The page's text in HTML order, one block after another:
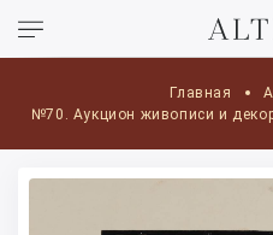
Главная
№70. Аукцион живописи и